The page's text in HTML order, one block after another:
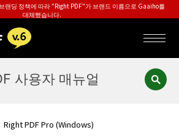
랜딩 정책에 따라 "Right PDF"가 브랜드 이름으로 Gaaiho를
대체했습니다.
사용자 매뉴얼
Right PDF Pro (Windows)